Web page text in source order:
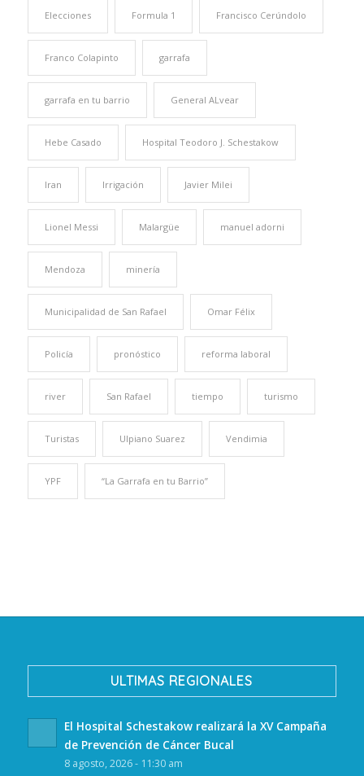
Elecciones Formula 1 Francisco Cerúndolo
Franco Colapinto garrafa
garrafa en tu barrio General ALvear
Hebe Casado Hospital Teodoro J. Schestakow
Iran Irrigación Javier Milei
Lionel Messi Malargüe manuel adorni
Mendoza minería
Municipalidad de San Rafael Omar Félix
Policía pronóstico reforma laboral
river San Rafael tiempo turismo
Turistas Ulpiano Suarez Vendimia
YPF “La Garrafa en tu Barrio”
ULTIMAS REGIONALES
El Hospital Schestakow realizará la XV Campaña
de Prevención de Cáncer Bucal
8 agosto, 2026 - 11:30 am